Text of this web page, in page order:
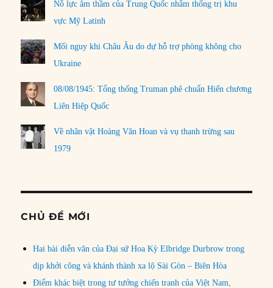
Nỗ lực âm thầm của Trung Quốc nhằm thống trị khu
vực Mỹ Latinh
Mối nguy khi Châu Âu do dự hỗ trợ phòng không cho
Ukraine
08/08/1945: Tổng thống Truman phê chuẩn Hiến chương
Liên Hiệp Quốc
Về nhân vật Hoàng Văn Hoan và vụ thanh trừng sau
1979
CHỦ ĐỀ MỚI
Hai bài diễn văn của Đại sứ Hoa Kỳ Elbridge Durbrow trong
dịp khởi công và khánh thành xa lộ Sài Gòn – Biên Hòa
Điểm khác biệt trong tư tưởng chiến tranh của Việt Nam,